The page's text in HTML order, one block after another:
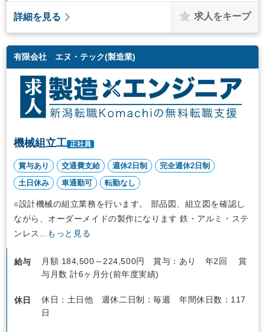
詳細を見る 求人をキープ
有限会社 エヌ・テック(製造業)
機械組立工 正社員
賞与あり 交通費支給 週休2日制
完全週休2日制
土日休み
車通勤可 転勤なし
○設計機械の組立業務を行います。 部品図、組立図を確認し
ながら、オーダーメイドの製作になります 鉄・アルミ・ステ
ンレス...
もっと見る
給与
月額 184,500～224,500円 賞与：あり 年2回 賞
与月数 計6ヶ月分(前年度実績)
休日
休日：土日他 週休二日制：毎週 年間休日数：117
日